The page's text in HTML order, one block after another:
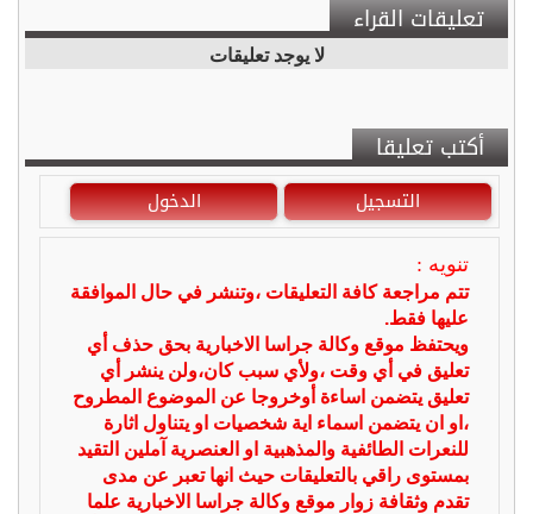
تعليقات القراء
لا يوجد تعليقات
أكتب تعليقا
التسجيل الدخول
تنويه :
تتم مراجعة كافة التعليقات ،وتنشر في حال الموافقة
عليها فقط.
ويحتفظ موقع وكالة جراسا الاخبارية بحق حذف أي
تعليق في أي وقت ،ولأي سبب كان،ولن ينشر أي
تعليق يتضمن اساءة أوخروجا عن الموضوع المطروح
،او ان يتضمن اسماء اية شخصيات او يتناول اثارة
للنعرات الطائفية والمذهبية او العنصرية آملين التقيد
بمستوى راقي بالتعليقات حيث انها تعبر عن مدى
تقدم وثقافة زوار موقع وكالة جراسا الاخبارية علما